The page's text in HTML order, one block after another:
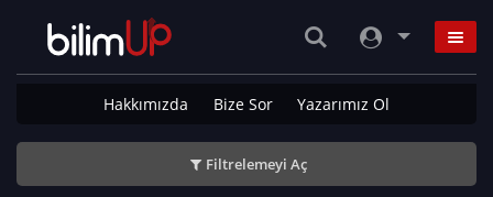
Hakkımızda Bize Sor Yazarımız Ol
Filtrelemeyi Aç